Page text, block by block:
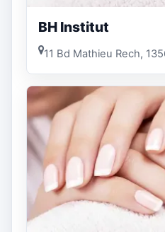
BH Institut
11 Bd Mathieu Rech,